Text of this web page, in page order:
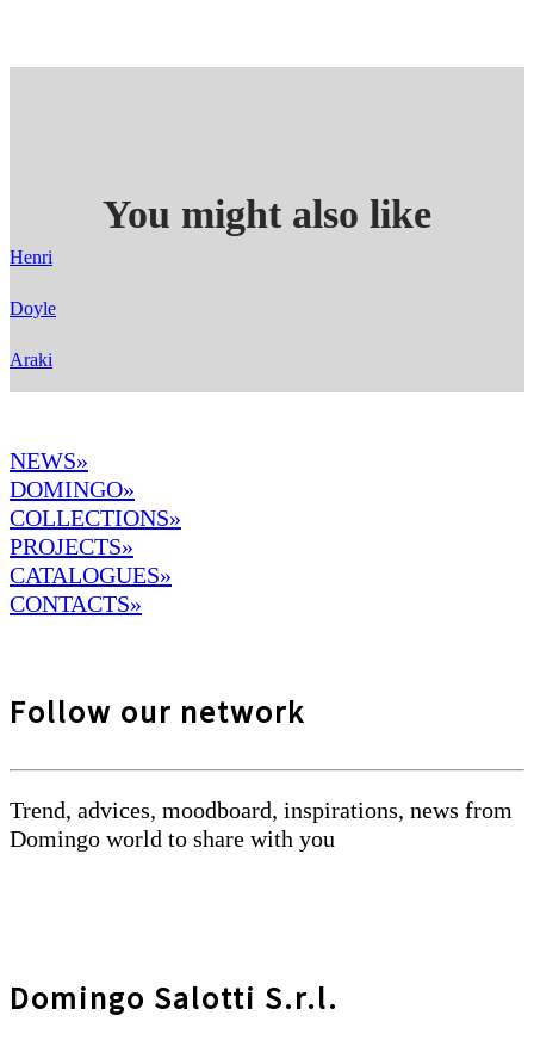
You might also like
Henri
Doyle
Araki
NEWS»
DOMINGO»
COLLECTIONS»
PROJECTS»
CATALOGUES»
CONTACTS»
Follow our network
Trend, advices, moodboard, inspirations, news from
Domingo world to share with you
Domingo Salotti S.r.l.